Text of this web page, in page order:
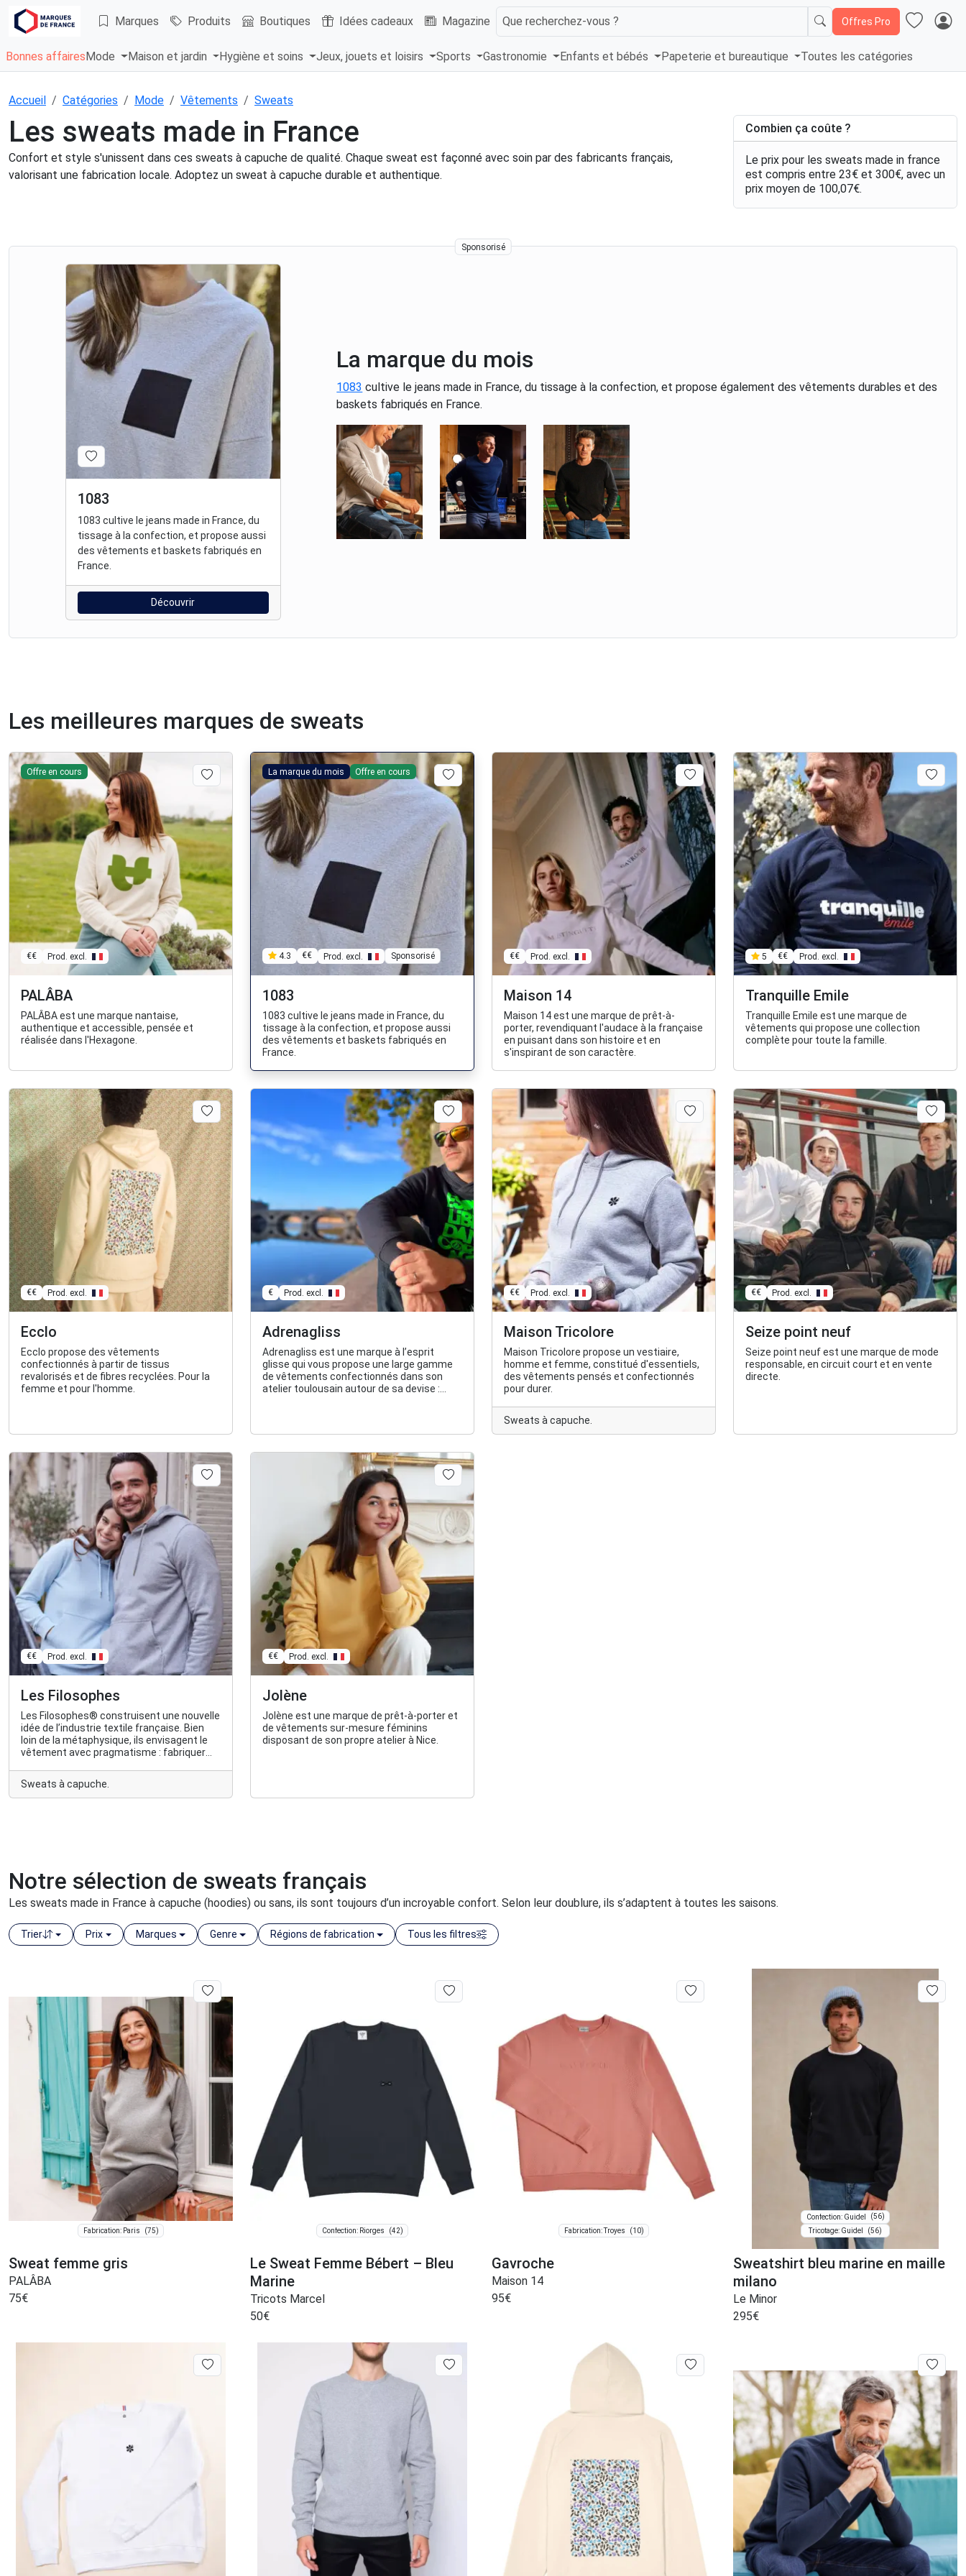
Marques Produits Boutiques Idées cadeaux Magazine Que recherchez-vous ? Offres Pro
Bonnes affaires Mode Maison et jardin Hygiène et soins Jeux, jouets et loisirs Sports Gastronomie Enfants et bébés Papeterie et bureautique Toutes les catégories
Accueil Catégories Mode Vêtements Sweats
Les sweats made in France
Confort et style s'unissent dans ces sweats à capuche de qualité. Chaque sweat est façonné avec soin par des fabricants français,
valorisant une fabrication locale. Adoptez un sweat à capuche durable et authentique.
Combien ça coûte ?
Le prix pour les sweats made in france
est compris entre 23€ et 300€, avec un
prix moyen de 100,07€.
Sponsorisé
1083
1083 cultive le jeans made in France, du
tissage à la confection, et propose aussi
des vêtements et baskets fabriqués en
France.
Découvrir
La marque du mois
1083 cultive le jeans made in France, du tissage à la confection, et propose également des vêtements durables et des
baskets fabriqués en France.
Les meilleures marques de sweats
Offre en cours
€€ Prod. excl.
PALÂBA
PALÂBA est une marque nantaise,
authentique et accessible, pensée et
réalisée dans l'Hexagone.
La marque du mois Offre en cours
4.3 €€ Prod. excl. Sponsorisé
1083
1083 cultive le jeans made in France, du
tissage à la confection, et propose aussi
des vêtements et baskets fabriqués en
France.
€€ Prod. excl.
Maison 14
Maison 14 est une marque de prêt-à-
porter, revendiquant l'audace à la française
en puisant dans son histoire et en
s'inspirant de son caractère.
5 €€ Prod. excl.
Tranquille Emile
Tranquille Emile est une marque de
vêtements qui propose une collection
complète pour toute la famille.
€€ Prod. excl.
Ecclo
Ecclo propose des vêtements
confectionnés à partir de tissus
revalorisés et de fibres recyclées. Pour la
femme et pour l'homme.
€ Prod. excl.
Adrenagliss
Adrenagliss est une marque à l’esprit
glisse qui vous propose une large gamme
de vêtements confectionnés dans son
atelier toulousain autour de sa devise :
€€ Prod. excl.
Maison Tricolore
Maison Tricolore propose un vestiaire,
homme et femme, constitué d'essentiels,
des vêtements pensés et confectionnés
pour durer.
Sweats à capuche.
€€ Prod. excl.
Seize point neuf
Seize point neuf est une marque de mode
responsable, en circuit court et en vente
directe.
€€ Prod. excl.
Les Filosophes
Les Filosophes® construisent une nouvelle
idée de l’industrie textile française. Bien
loin de la métaphysique, ils envisagent le
vêtement avec pragmatisme : fabriquer
les concevoir au plus proche de leurs
clients.
Sweats à capuche.
€€ Prod. excl.
Jolène
Jolène est une marque de prêt-à-porter et
de vêtements sur-mesure féminins
disposant de son propre atelier à Nice.
Notre sélection de sweats français
Les sweats made in France à capuche (hoodies) ou sans, ils sont toujours d’un incroyable confort. Selon leur doublure, ils s’adaptent à toutes les saisons.
Trier Prix Marques Genre Régions de fabrication Tous les filtres
Fabrication: Paris (75)
Sweat femme gris
PALÂBA
75€
Confection: Riorges (42)
Le Sweat Femme Bébert – Bleu
Marine
Tricots Marcel
50€
Fabrication: Troyes (10)
Gavroche
Maison 14
95€
Confection: Guidel
(56)
Tricotage: Guidel
(56)
Sweatshirt bleu marine en maille
milano
Le Minor
295€